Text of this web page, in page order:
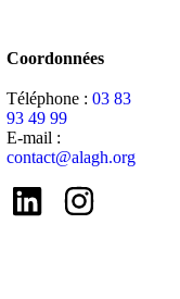
Coordonnées
Téléphone : 03 83
93 49 99
E-mail :
contact@alagh.org